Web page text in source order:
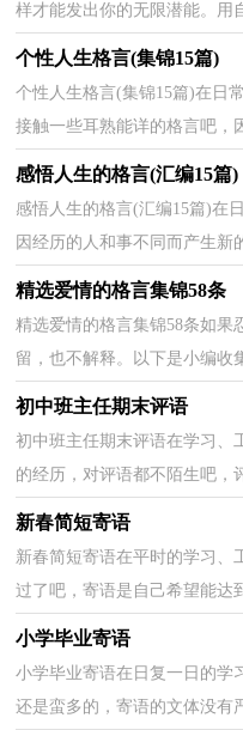
样才能发出你的无限潜能。用
实现人生的梦想。下面是小编
个性人生格言(集锦15篇)
个性人生格言(集锦15篇)在日
接触一些耳熟能详的格言吧，
时也具备简练生动的表达方式
感悟人生的格言(汇编15篇)
感悟人生的格言(汇编15篇)在
因经历的人和事不同而产生新
记录下来，让自己铭记于心。
精选爱情的格言集锦58条
精选爱情的格言集锦58条如果
留，也不解释。以下是小编收
欢。1、我发现，现在越来越
初中班主任期末评语
初中班主任期末评语在学习、
的经历，对评语都不陌生吧，
信写评语是一个让许多人都头
新春简短寄语
新春简短寄语在平时的学习、
过了吧，寄语是自己希望能达
对写寄语感到非常苦恼吧，下
小学毕业寄语
小学毕业寄语在日复一日的学
还是蛮多的，寄语的文体没有